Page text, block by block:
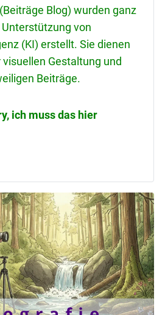
Blog) wurden ganz
von
(KI) erstellt. Sie dienen
Gestaltung und
Beiträge.
ich muss das hier